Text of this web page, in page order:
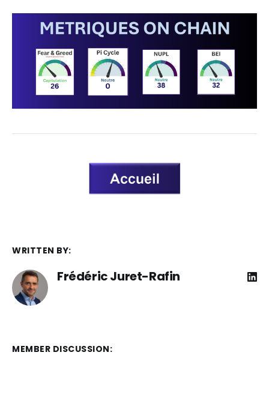
WRITTEN BY:
Frédéric Juret-Rafin
MEMBER DISCUSSION: